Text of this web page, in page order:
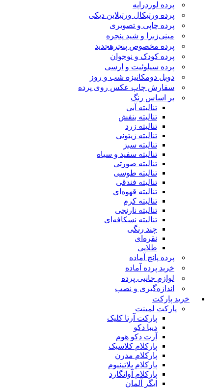
پرده لوردراپه
پرده ورتیکال ورتیلاین دیکی
پرده چاپی و تصویری
مینی‌زبرا و شید پنجره
پرده مخصوص پنجرهجدید
پرده کودک و نوجوان
پرده سیلوئیت و ارسی
دوبل دومکانیزه شب و روز
سفارش چاپ عکس روی پرده
بر اساس رنگ
تنالیته آبی
تنالیته بنفش
تنالیته زرد
تنالیته زیتونی
تنالیته سبز
تنالیته سفید و سیاه
تنالیته صورتی
تنالیته طوسی
تنالیته فندقی
تنالیته قهوه‌ای
تنالیته کرم
تنالیته نارنجی
تنالیته نسکافه‌ای
چند رنگی
نقره‌ای
طلایی
پرده پانچ آماده
خرید پرده آماده
لوازم جانبی پرده
اندازه‌گیری و نصب
خرید پارکت
پارکت لمینت
پارکت آرتا کلیک
دیبا دکو
آرت دکو هوم
پارکلام کلاسیک
پارکلام مدرن
پارکلام پلاتینیوم
پارکلام آوانگارد
ایگر آلمان